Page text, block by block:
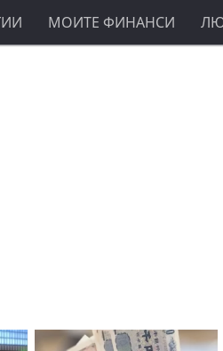
МОИТЕ ФИНАНСИ